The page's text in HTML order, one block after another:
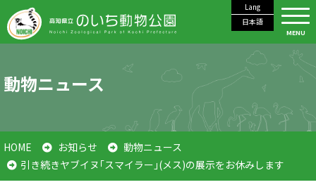
Lang
日本語
MENU
動物ニュース
HOME お知らせ
動物ニュース
引き続きヤブイヌ｢スマイラー｣(メス)の展示をお休みします